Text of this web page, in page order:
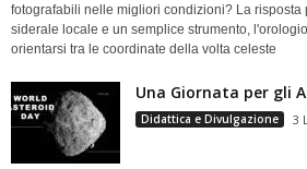
fotografabili nelle migliori condizioni? La risposta
siderale locale e un semplice strumento,
orientarsi tra le coordinate della volta celeste
Una Giornata per gli
Didattica e Divulgazione 3